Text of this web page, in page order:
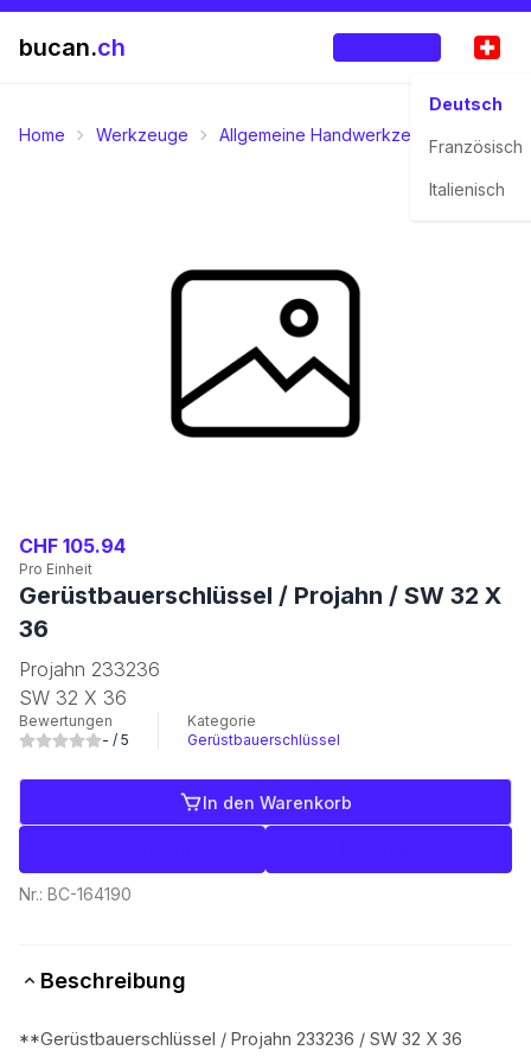
bucan.ch
Deutsch
Französisch
Italienisch
Home Werkzeuge Allgemeine Handwerkzeuge
CHF 105.94
Pro Einheit
Gerüstbauerschlüssel / Projahn / SW 32 X
36
Projahn 233236
SW 32 X 36
Bewertungen
- / 5
Kategorie
Gerüstbauerschlüssel
In den Warenkorb
Nr.: BC-164190
Beschreibung
**Gerüstbauerschlüssel / Projahn 233236 / SW 32 X 36